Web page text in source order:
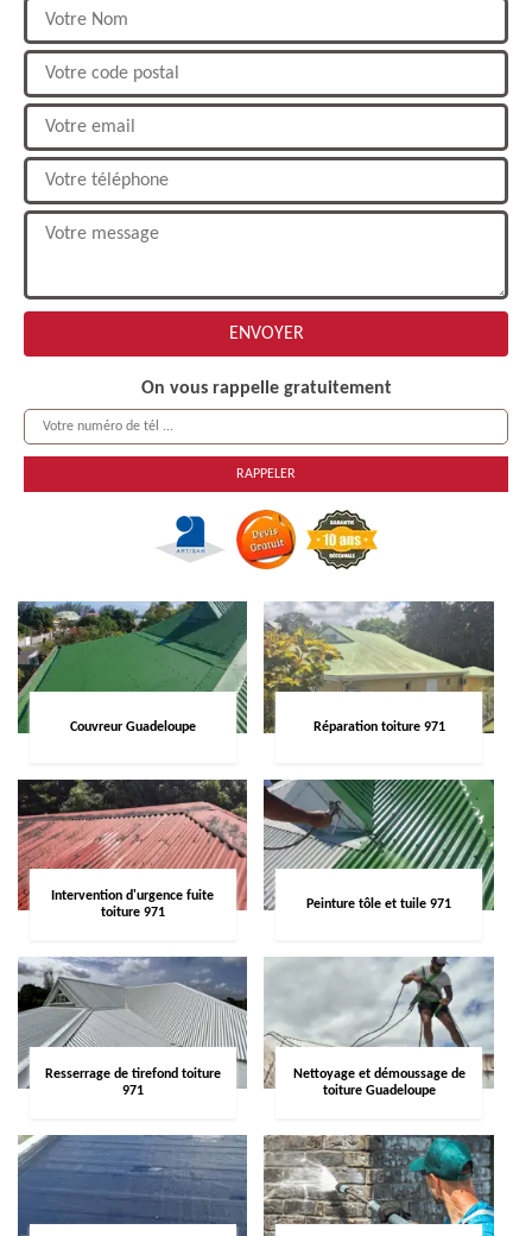
On vous rappelle gratuitement
Couvreur Guadeloupe Réparation toiture 971
Intervention d'urgence fuite
toiture 971
Peinture tôle et tuile 971
Resserrage de tirefond toiture
971
Nettoyage et démoussage de
toiture Guadeloupe